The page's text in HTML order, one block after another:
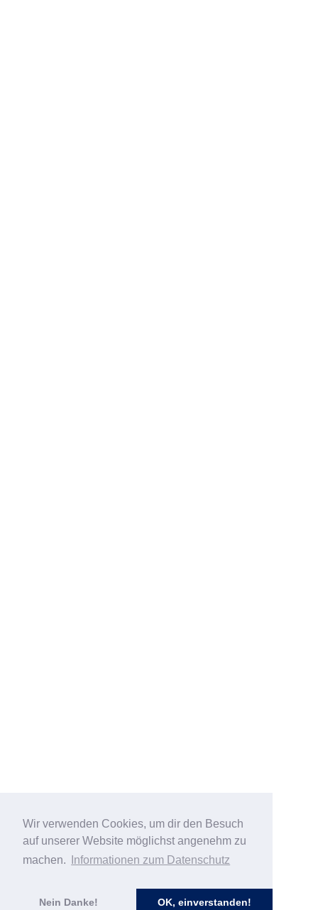
Wir verwenden Cookies, um dir den Besuch
auf unserer Website möglichst angenehm zu
machen.
Informationen zum Datenschutz
Nein Danke! OK, einverstanden!